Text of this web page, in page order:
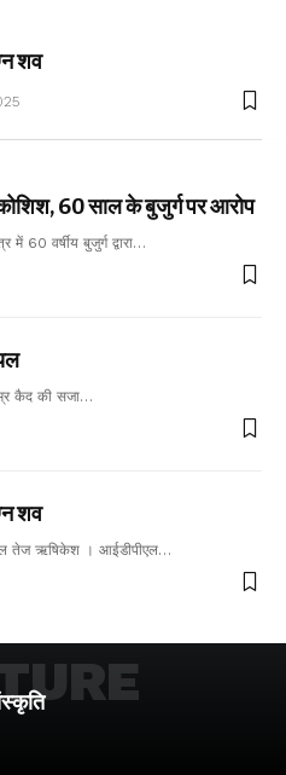
शव
60 साल के बुजुर्ग पर आरोप
में 60 वर्षीय बुजुर्ग द्वारा…
कैद की सजा…
शव
तेज ऋषिकेश । आईडीपीएल…